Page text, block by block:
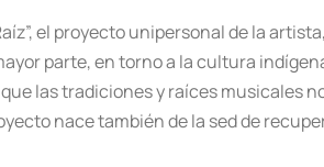
z”, el proyecto unipersonal de la
parte, en torno a la cultura
las tradiciones y raíces musicales
nace también de la sed de